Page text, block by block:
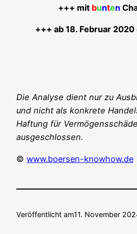
+++ mit bunten
+++ ab 18. Febru­ar
Die Ana­ly­se dient nur zu
und nicht als kon­kre­te
Haf­tung für
ausgeschlossen.
© www.boersen-knowhow.de
Veröffentlicht am11. November